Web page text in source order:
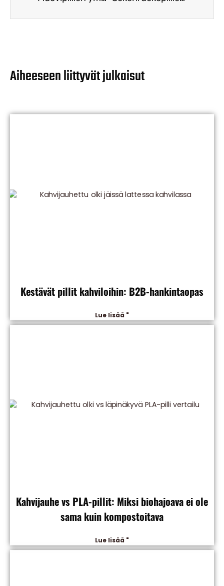
Aiheeseen liittyvät julkaisut
Kestävät pillit kahviloihin: B2B-hankintaopas
Lue lisää "
Kahvijauhe vs PLA-pillit: Miksi biohajoava ei ole
sama kuin kompostoitava
Lue lisää "